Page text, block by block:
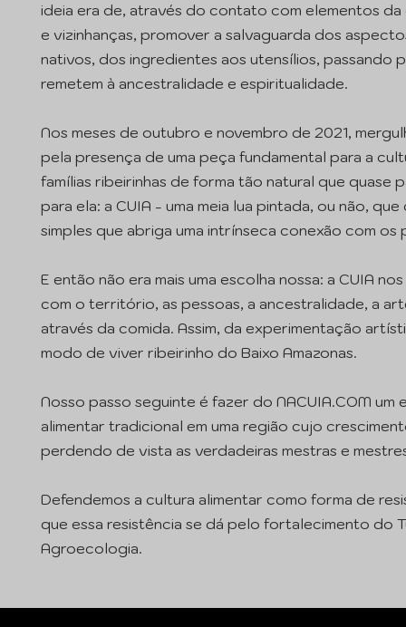
ideia era de, através do contato com elementos
e vizinhanças, promover a salvaguarda dos
nativos, dos ingredientes aos utensílios,
remetem à ancestralidade e espiritualidade.
Nos meses de outubro e novembro de 2021,
pela presença de uma peça fundamental para a
famílias ribeirinhas de forma tão natural que quase
para ela: a CUIA - uma meia lua pintada, ou não,
simples que abriga uma intrínseca conexão com
E então não era mais uma escolha nossa: a CUIA
com o território, as pessoas, a ancestralidade, a
através da comida. Assim, da experimentação
modo de viver ribeirinho do Baixo Amazonas.
Nosso passo seguinte é fazer do NACUIA.COM
alimentar tradicional em uma região cujo
perdendo de vista as verdadeiras mestras e
Defendemos a cultura alimentar como forma de
que essa resistência se dá pelo fortalecimento do
Agroecologia.